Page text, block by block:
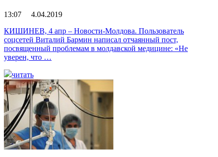
13:07 4.04.2019
КИШИНЕВ, 4 апр – Новости-Молдова. Пользователь
соцсетей Виталий Бармин написал отчаянный пост,
посвященный проблемам в молдавской медицине: «Не
уверен, что …
читать